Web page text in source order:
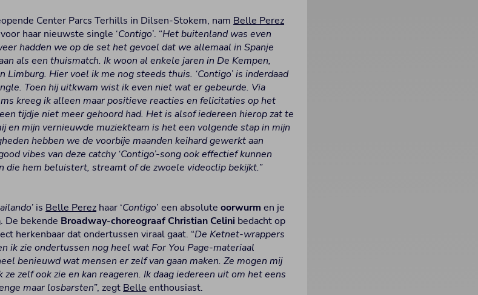
Center Parcs Terhills in Dilsen-Stokem, nam Belle Perez
haar nieuwste single ‘Contigo’. “Het buitenland was even
hadden we op de set het gevoel dat we allemaal in Spanje
als een thuismatch. Ik woon al enkele jaren in De Kempen,
Hier voel ik me nog steeds thuis. ‘Contigo’ is inderdaad
Toen hij uitkwam wist ik even niet wat er gebeurde. Via
kreeg ik alleen maar positieve reacties en felicitaties op het
tijdje niet meer gehoord had. Het is alsof iedereen hierop zat te
en mijn vernieuwde muziekteam is het een volgende stap in mijn
hebben we de voorbije maanden keihard gewerkt aan
vibes van deze catchy ‘Contigo’-song ook effectief kunnen
die hem beluistert, streamt of de zwoele videoclip bekijkt.”
is Belle Perez haar ‘Contigo’ een absoluteoorwurm en je
. De bekende Broadway-choreograaf Christian Celini bedacht op
herkenbaar dat ondertussen viraal gaat. “De Ketnet-wrappers
ik zie ondertussen nog heel wat For You Page-materiaal
benieuwd wat mensen er zelf van gaan maken. Ze mogen mij
zelf ook zie en kan reageren. Ik daag iedereen uit om het eens
maar losbarsten”, zegt Belle enthousiast.